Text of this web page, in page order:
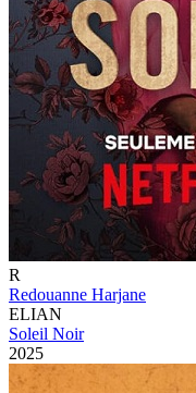
R
Redouanne Harjane
ELIAN
Soleil Noir
2025